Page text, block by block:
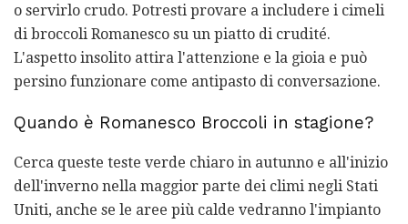
o servirlo crudo. Potresti provare a includere i cimeli
di broccoli Romanesco su un piatto di crudité.
L'aspetto insolito attira l'attenzione e la gioia e può
persino funzionare come antipasto di conversazione.
Quando è Romanesco Broccoli in stagione?
Cerca queste teste verde chiaro in autunno e all'inizio
dell'inverno nella maggior parte dei climi negli Stati
Uniti, anche se le aree più calde vedranno l'impianto